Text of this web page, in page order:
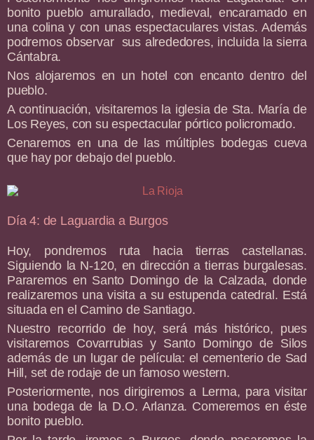
bonito pueblo amurallado, medieval, encaramado en
una colina y con unas espectaculares vistas. Además
podremos observar sus alrededores, incluida la sierra
Cántabra.
Nos alojaremos en un hotel con encanto dentro del
pueblo.
A continuación, visitaremos la iglesia de Sta. María de
Los Reyes, con su espectacular pórtico policromado.
Cenaremos en una de las múltiples bodegas cueva
que hay por debajo del pueblo.
Día 4: de Laguardia a Burgos
Hoy, pondremos ruta hacia tierras castellanas.
Siguiendo la N-120, en dirección a tierras burgalesas.
Pararemos en Santo Domingo de la Calzada, donde
realizaremos una visita a su estupenda catedral. Está
situada en el Camino de Santiago.
Nuestro recorrido de hoy, será más histórico, pues
visitaremos Covarrubias y Santo Domingo de Silos
además de un lugar de película: el cementerio de Sad
Hill, set de rodaje de un famoso western.
Posteriormente, nos dirigiremos a Lerma, para visitar
una bodega de la D.O. Arlanza. Comeremos en éste
bonito pueblo.